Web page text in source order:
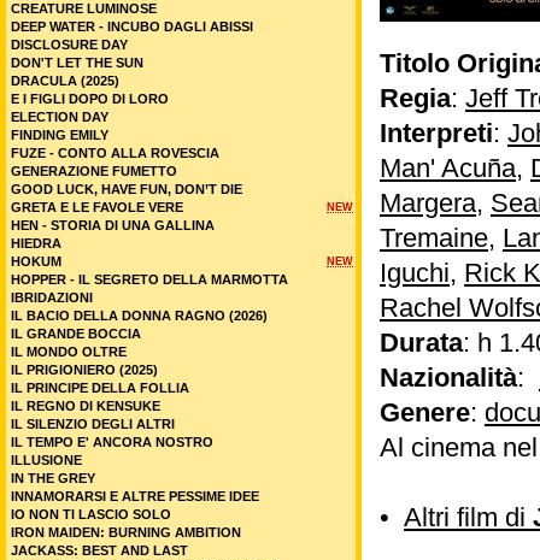
Titolo
Regia: Jeff
Interpreti:
Man' Acuña,
Margera,
Tremaine,
Iguchi, Rick
Rachel
Durata: h
Nazionalità:
Genere:
Al cinema
• Altri film di
CREATURE LUMINOSE
DEEP WATER - INCUBO DAGLI ABISSI
DISCLOSURE DAY
DON'T LET THE SUN
DRACULA (2025)
E I FIGLI DOPO DI LORO
ELECTION DAY
FINDING EMILY
FUZE - CONTO ALLA ROVESCIA
GENERAZIONE FUMETTO
GOOD LUCK, HAVE FUN, DON’T DIE
NEW
GRETA E LE FAVOLE VERE
HEN - STORIA DI UNA GALLINA
HIEDRA
NEW
HOKUM
HOPPER - IL SEGRETO DELLA MARMOTTA
IBRIDAZIONI
IL BACIO DELLA DONNA RAGNO (2026)
IL GRANDE BOCCIA
IL MONDO OLTRE
IL PRIGIONIERO (2025)
IL PRINCIPE DELLA FOLLIA
IL REGNO DI KENSUKE
IL SILENZIO DEGLI ALTRI
IL TEMPO E' ANCORA NOSTRO
ILLUSIONE
IN THE GREY
INNAMORARSI E ALTRE PESSIME IDEE
IO NON TI LASCIO SOLO
IRON MAIDEN: BURNING AMBITION
JACKASS: BEST AND LAST